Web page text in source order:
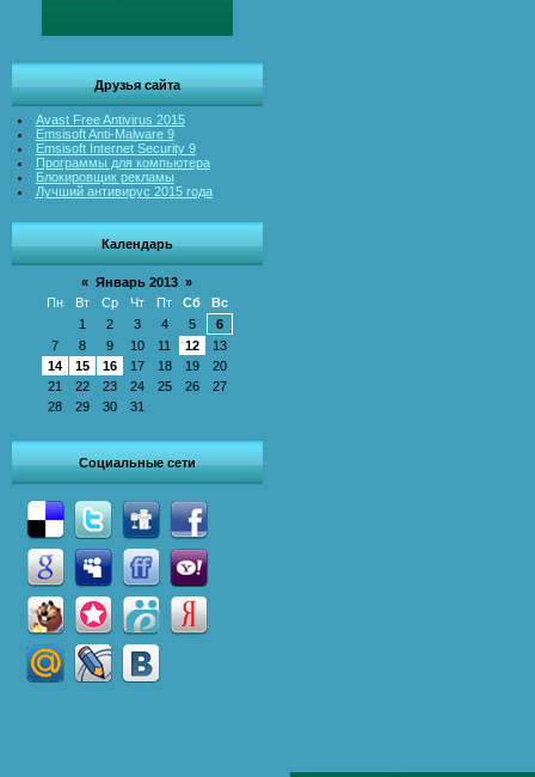
Друзья сайта
Avast Free Antivirus 2015
Emsisoft Anti-Malware 9
Emsisoft Internet Security 9
Программы для компьютера
Блокировщик рекламы
Лучший антивирус 2015 года
Календарь
« Январь 2013 »
Пн
Вт Ср Чт Пт Сб
Вс
1
2 3 4 5
6
7
8 9 10 11 12
13
14
15 16 17 18 19
20
21
22 23 24 25 26
27
28
29 30 31
Социальные сети